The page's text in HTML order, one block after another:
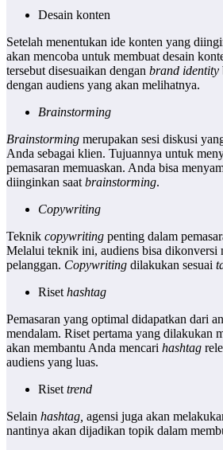
Desain konten
Setelah menentukan ide konten yang
akan mencoba untuk membuat desain
tersebut disesuaikan dengan brand identity
dengan audiens yang akan melihatnya.
Brainstorming
Brainstorming merupakan sesi diskusi
Anda sebagai klien. Tujuannya untuk
pemasaran memuaskan. Anda bisa
diinginkan saat brainstorming.
Copywriting
Teknik copywriting penting dalam
Melalui teknik ini, audiens bisa dikonversi
pelanggan. Copywriting dilakukan sesuai
Riset hashtag
Pemasaran yang optimal didapatkan dari
mendalam. Riset pertama yang dilakukan
akan membantu Anda mencari hashtag
audiens yang luas.
Riset trend
Selain hashtag, agensi juga akan
nantinya akan dijadikan topik dalam